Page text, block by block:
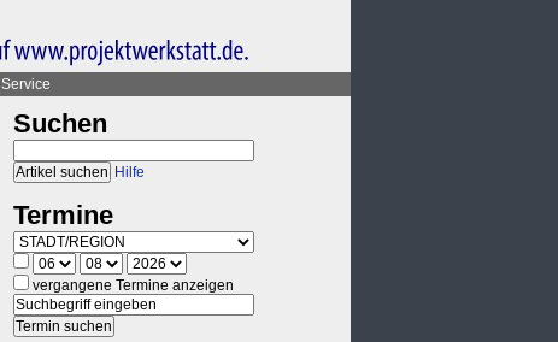
Service
Suchen
Hilfe
Termine
vergangene Termine anzeigen